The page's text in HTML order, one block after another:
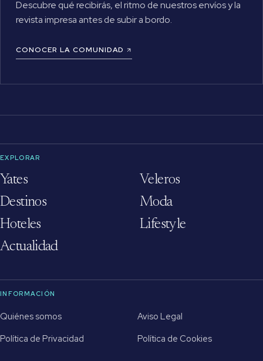
Descubre qué recibirás, el ritmo de nuestros envíos y la
revista impresa antes de subir a bordo.
CONOCER LA COMUNIDAD
EXPLORAR
Yates
Veleros
Destinos
Moda
Hoteles
Lifestyle
Actualidad
INFORMACIÓN
Quiénes somos
Aviso Legal
Política de Privacidad
Política de Cookies